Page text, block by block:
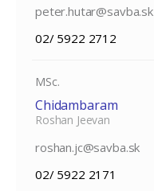
peter.hutar@savba.sk
02/ 5922 2712
MSc.
Chidambaram
Roshan Jeevan
roshan.jc@savba.sk
02/ 5922 2171